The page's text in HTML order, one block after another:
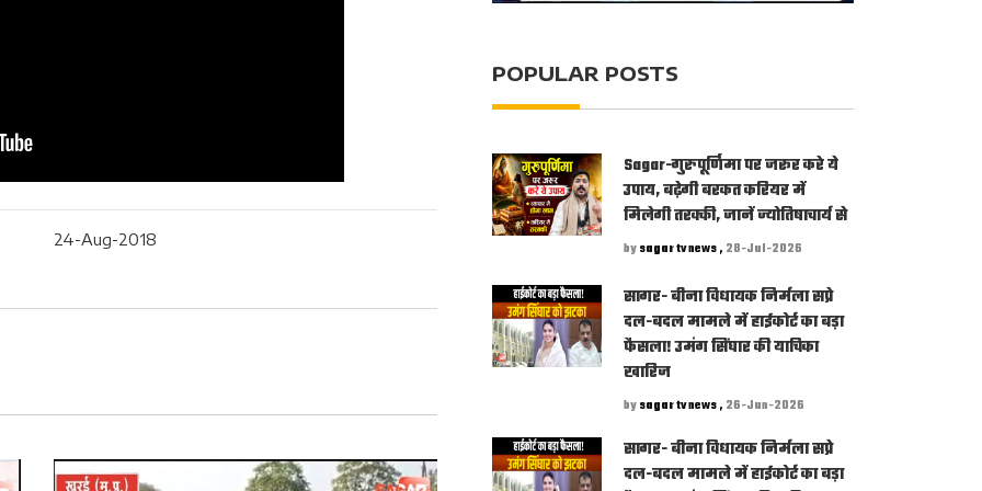
24-Aug-2018
POPULAR POSTS
Sagar-गुरुपूर्णिमा पर जरूर करे ये
उपाय, बढ़ेगी बरकत करियर में
मिलेगी तरक्की, जानें ज्योतिषाचार्य से
bysagar tv news , 28-Jul-2026
सागर- बीना विधायक निर्मला सप्रे
दल-बदल मामले में हाईकोर्ट का बड़ा
फैसला! उमंग सिंघार की याचिका
खारिज
bysagar tv news , 26-Jun-2026
सागर- बीना विधायक निर्मला सप्रे
दल-बदल मामले में हाईकोर्ट का बड़ा